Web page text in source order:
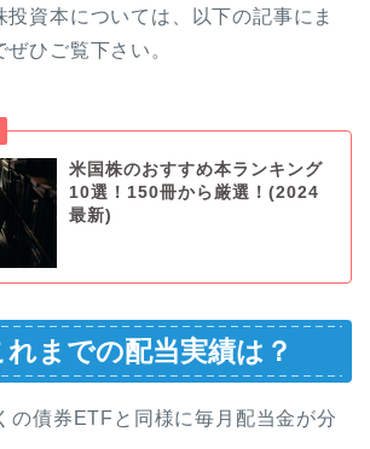
投資本については、以下の記事にま
ひご覧下さい。
米国株のおすすめ本ランキング
10選！150冊から厳選！(2024
最新)
までの配当実績は？
の債券ETFと同様に毎月配当金が分